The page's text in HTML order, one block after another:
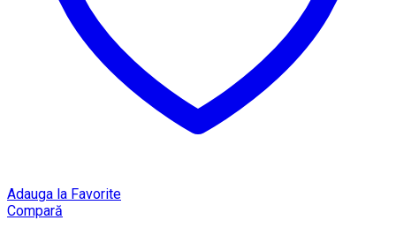
Adauga la Favorite
Compară